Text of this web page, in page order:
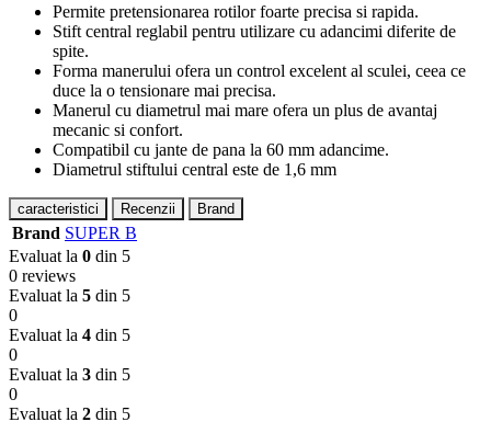
Permite pretensionarea rotilor foarte precisa si rapida.
Stift central reglabil pentru utilizare cu adancimi diferite de
spite.
Forma manerului ofera un control excelent al sculei, ceea ce
duce la o tensionare mai precisa.
Manerul cu diametrul mai mare ofera un plus de avantaj
mecanic si confort.
Compatibil cu jante de pana la 60 mm adancime.
Diametrul stiftului central este de 1,6 mm
caracteristici Recenzii Brand
Brand SUPER B
Evaluat la 0 din 5
0 reviews
Evaluat la 5 din 5
0
Evaluat la 4 din 5
0
Evaluat la 3 din 5
0
Evaluat la 2 din 5